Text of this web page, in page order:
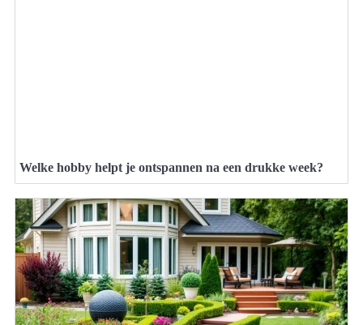
Welke hobby helpt je ontspannen na een drukke week?